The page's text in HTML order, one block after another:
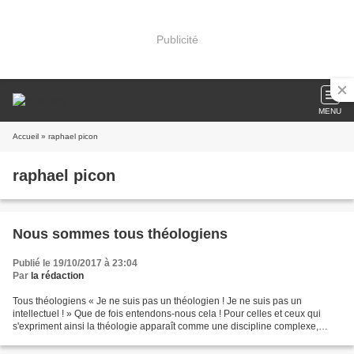
Publicité
MENU
Accueil » raphael picon
raphael picon
Nous sommes tous théologiens
Publié le 19/10/2017 à 23:04
Par la rédaction
Tous théologiens « Je ne suis pas un théologien ! Je ne suis pas un
intellectuel ! » Que de fois entendons-nous cela ! Pour celles et ceux qui
s'expriment ainsi la théologie apparaît comme une discipline complexe,